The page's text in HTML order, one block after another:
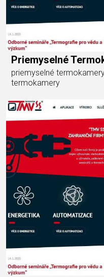
Priemyselné
priemyselné
termokamery